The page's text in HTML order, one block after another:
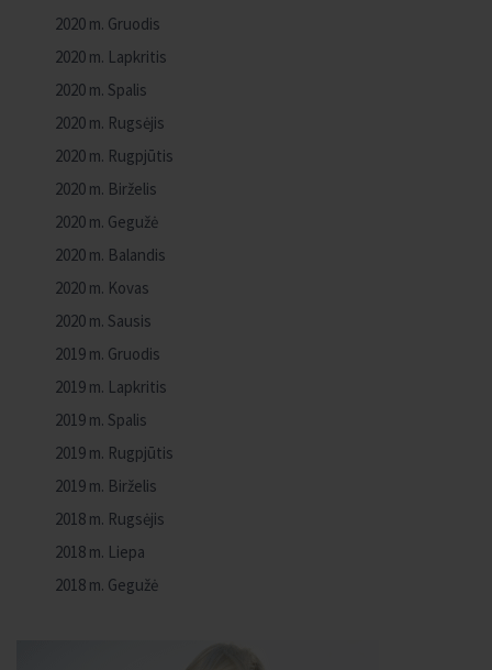
2020 m. Gruodis
2020 m. Lapkritis
2020 m. Spalis
2020 m. Rugsėjis
2020 m. Rugpjūtis
2020 m. Birželis
2020 m. Gegužė
2020 m. Balandis
2020 m. Kovas
2020 m. Sausis
2019 m. Gruodis
2019 m. Lapkritis
2019 m. Spalis
2019 m. Rugpjūtis
2019 m. Birželis
2018 m. Rugsėjis
2018 m. Liepa
2018 m. Gegužė